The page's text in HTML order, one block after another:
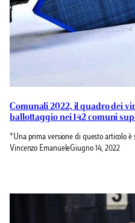
Comunali 2022, il quadro dei
ballottaggio nei 142 comuni
*Una prima versione di questo articolo è
Vincenzo EmanueleGiugno 14, 2022